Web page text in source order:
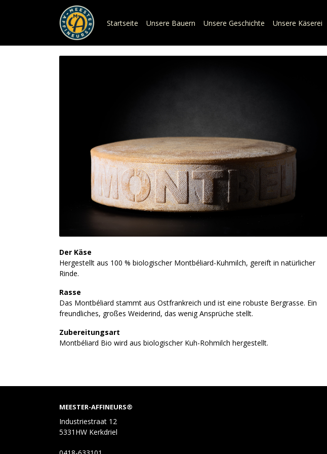
Startseite Unsere Bauern Unsere Geschichte Unsere Käserei
Der Käse
Hergestellt aus 100 % biologischer Montbéliard-Kuhmilch, gereift in natürlicher
Rinde.
Rasse
Das Montbéliard stammt aus Ostfrankreich und ist eine robuste Bergrasse. Ein
freundliches, großes Weiderind, das wenig Ansprüche stellt.
Zubereitungsart
Montbéliard Bio wird aus biologischer Kuh-Rohmilch hergestellt.
MEESTER-AFFINEURS®
Industriestraat 12
5331HW Kerkdriel